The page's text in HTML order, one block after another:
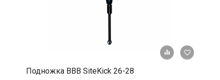
+ К
Подножка ВВВ SiteKick 26-28